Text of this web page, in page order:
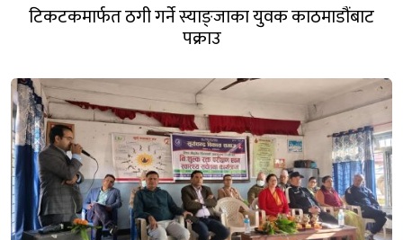
टिकटकमार्फत ठगी गर्ने स्याङ्जाका युवक काठमाडौंबाट
पक्राउ